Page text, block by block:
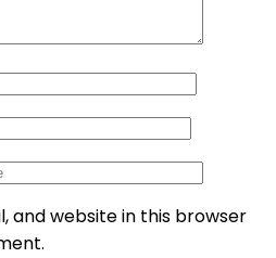
and website in this browser